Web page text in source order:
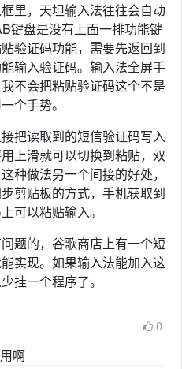
里，天坦输入法往往会自动
键盘是没有上面一排功能键
验证码功能，需要先返回到
输入验证码。输入法全屏手
不会把粘贴验证码这个不是
个手势。
把读取到的短信验证码写入
上滑就可以切换到粘贴，双
种做法另一个间接的好处，
剪贴板的方式，手机获取到
可以粘贴输入。
题的，谷歌商店上有一个短
实现。如果输入法能加入这
挂一个程序了。
0
啊